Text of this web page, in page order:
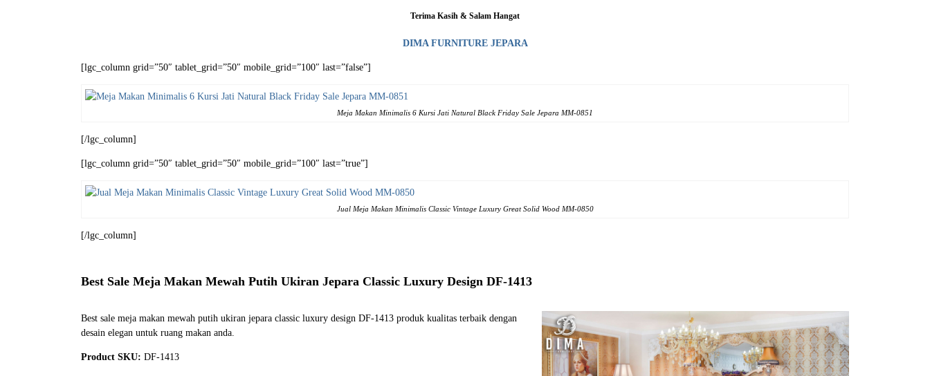
Terima Kasih & Salam Hangat
DIMA FURNITURE JEPARA
[lgc_column grid=”50″ tablet_grid=”50″ mobile_grid=”100″ last=”false”]
Meja Makan Minimalis 6 Kursi Jati Natural Black Friday Sale Jepara MM-0851
[/lgc_column]
[lgc_column grid=”50″ tablet_grid=”50″ mobile_grid=”100″ last=”true”]
Jual Meja Makan Minimalis Classic Vintage Luxury Great Solid Wood MM-0850
[/lgc_column]
Best Sale Meja Makan Mewah Putih Ukiran Jepara Classic Luxury Design DF-1413
Best sale meja makan mewah putih ukiran jepara classic luxury design DF-1413 produk kualitas terbaik dengan
desain elegan untuk ruang makan anda.
Product SKU: DF-1413